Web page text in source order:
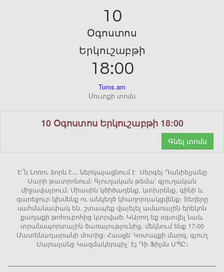
10
Օգոստոս
Երկուշաբթի
18:00
Toms.am
Մուտքի տոմս
10 Օգոստոս Երկուշաբթի 18:00
Գնել տոմս
Է՜ն Լոռու ձորն է․․․ ներկայացնում է Սերգեյ Դանիելյանը
Սարի թատրոնում։ Գյուղական թեմա՝ գյուղական
միջավայրում։ Միասին կծիծաղենք, կտխրենք, գինի և
գարեջուր կխմենք ու անկեղծ կհաղորդակցվենք։ Տեղերը
սահմանափակ են․ շտապեք վայելել ամառային երեկոն
քաղաքի թոհուբոհից կտրված։ ԿԱրող եք օգտվել նաև
տրանսպորտային ծառայությունից․ մեկնում ենք 17։00
Մատենադարանի մոտից։ Հասցե՝ Կոտայքի մարզ, գյուղ
Սարալանջ Կազմակերպիչ՝ Էյ Դի Ֆիլմս ՍՊԸ։